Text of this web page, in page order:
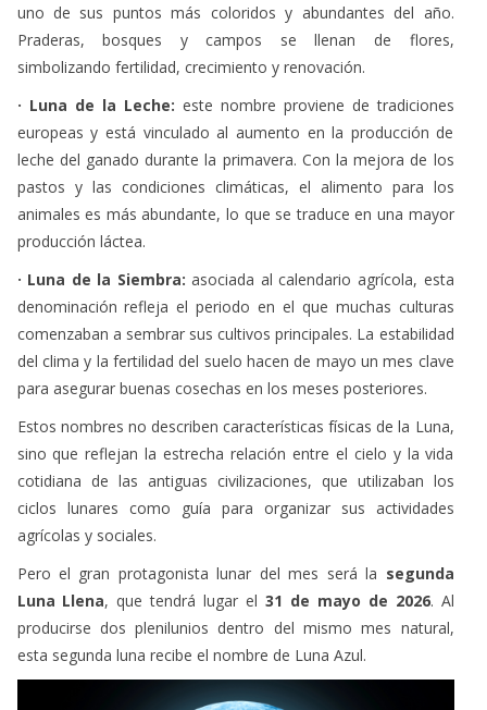
uno de sus puntos más coloridos y abundantes del año.
Praderas, bosques y campos se llenan de flores,
simbolizando fertilidad, crecimiento y renovación.
· Luna de la Leche: este nombre proviene de tradiciones
europeas y está vinculado al aumento en la producción de
leche del ganado durante la primavera. Con la mejora de los
pastos y las condiciones climáticas, el alimento para los
animales es más abundante, lo que se traduce en una mayor
producción láctea.
· Luna de la Siembra: asociada al calendario agrícola, esta
denominación refleja el periodo en el que muchas culturas
comenzaban a sembrar sus cultivos principales. La estabilidad
del clima y la fertilidad del suelo hacen de mayo un mes clave
para asegurar buenas cosechas en los meses posteriores.
Estos nombres no describen características físicas de la Luna,
sino que reflejan la estrecha relación entre el cielo y la vida
cotidiana de las antiguas civilizaciones, que utilizaban los
ciclos lunares como guía para organizar sus actividades
agrícolas y sociales.
Pero el gran protagonista lunar del mes será la segunda
Luna Llena, que tendrá lugar el 31 de mayo de 2026. Al
producirse dos plenilunios dentro del mismo mes natural,
esta segunda luna recibe el nombre de Luna Azul.